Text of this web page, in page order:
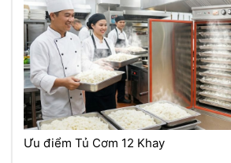
Ưu điểm Tủ Cơm 12 Khay